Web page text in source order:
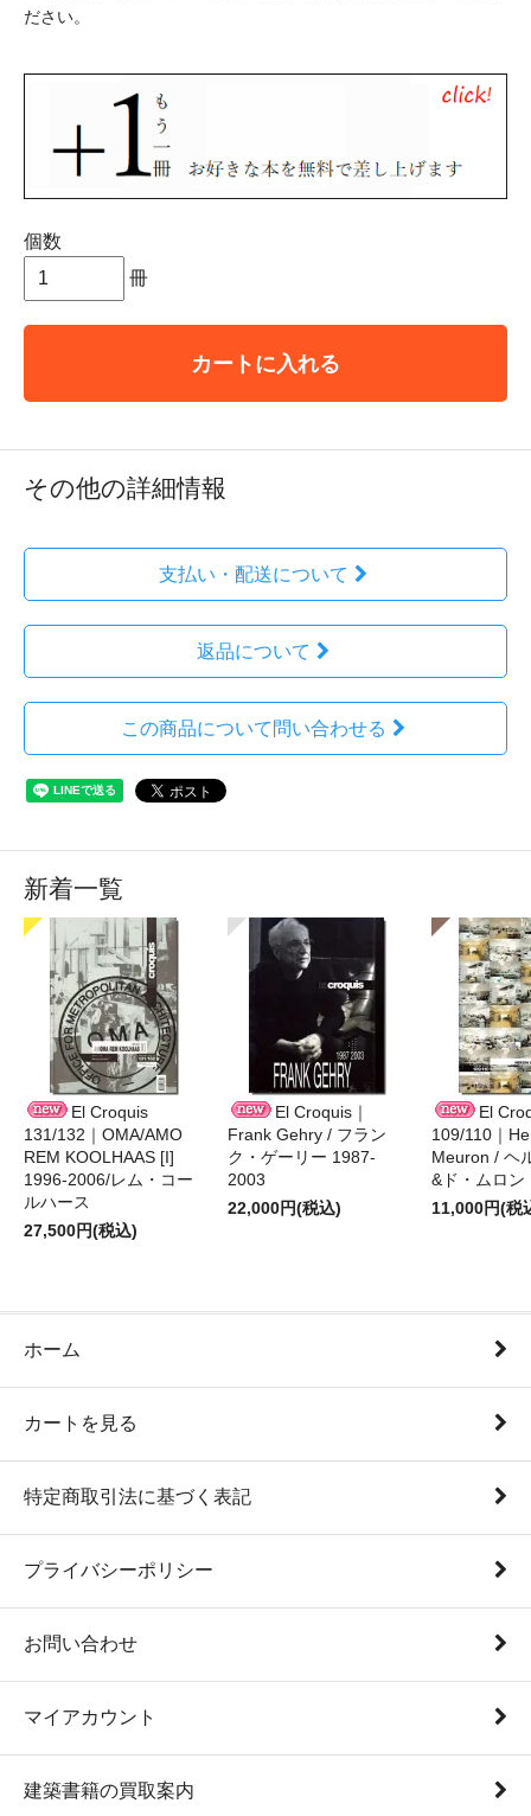
ださい。
個数
冊
カートに入れる
その他の詳細情報
支払い・配送について
返品について
この商品について問い合わせる
新着一覧
El Croquis
131/132｜OMA/AMO
REM KOOLHAAS [I]
1996-2006/レム・コー
ルハース
27,500円(税込)
El Croquis｜
Frank Gehry / フラン
ク・ゲーリー 1987-
2003
22,000円(税込)
El
109/110｜
Meuron / ヘ
&ド・ムロ
11,000円(税
ホーム
カートを見る
特定商取引法に基づく表記
プライバシーポリシー
お問い合わせ
マイアカウント
建築書籍の買取案内